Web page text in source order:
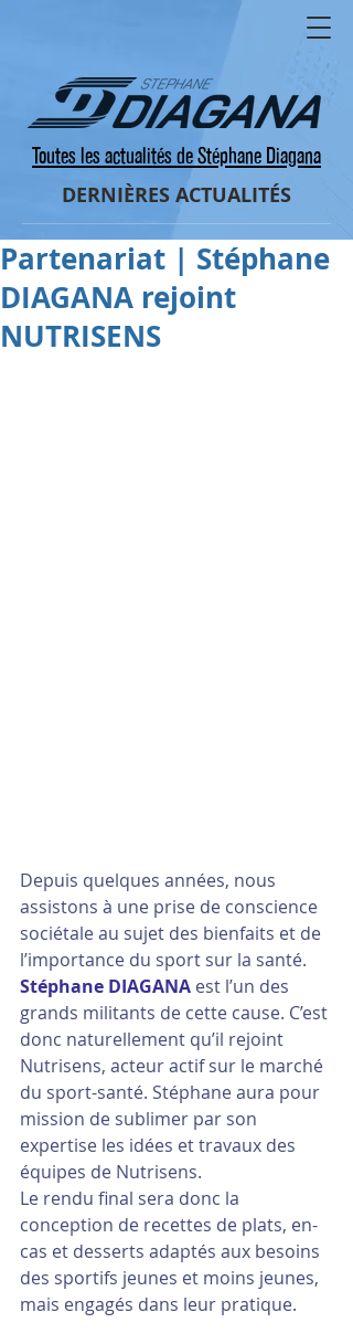
Toutes les actualités de Stéphane Diagana
DERNIÈRES ACTUALITÉS
Partenariat | Stéphane
DIAGANA rejoint
NUTRISENS
Depuis quelques années, nous
assistons à une prise de conscience
sociétale au sujet des bienfaits et de
l’importance du sport sur la santé.
Stéphane DIAGANA est l’un des
grands militants de cette cause. C’est
donc naturellement qu’il rejoint
Nutrisens, acteur actif sur le marché
du sport-santé. Stéphane aura pour
mission de sublimer par son
expertise les idées et travaux des
équipes de Nutrisens.
Le rendu final sera donc la
conception de recettes de plats, en-
cas et desserts adaptés aux besoins
des sportifs jeunes et moins jeunes,
mais engagés dans leur pratique.